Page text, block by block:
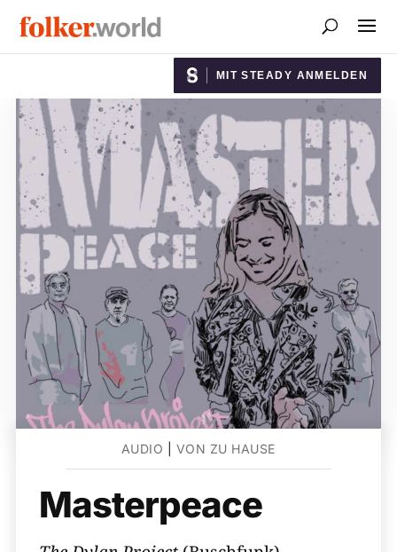
MIT STEADY ANMELDEN
AUDIO VON ZU HAUSE
Masterpeace